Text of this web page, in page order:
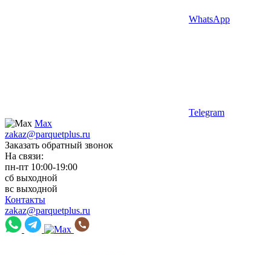
WhatsApp
Telegram
Max
zakaz@parquetplus.ru
Заказать обратный звонок
На связи:
пн-пт 10:00-19:00
сб выходной
вс выходной
Контакты
zakaz@parquetplus.ru